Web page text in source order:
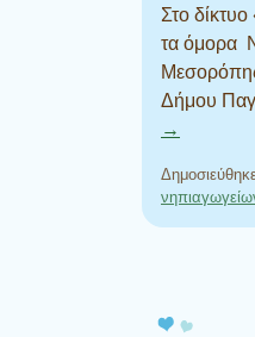
Στο
τα όμορα
Δήμου
→